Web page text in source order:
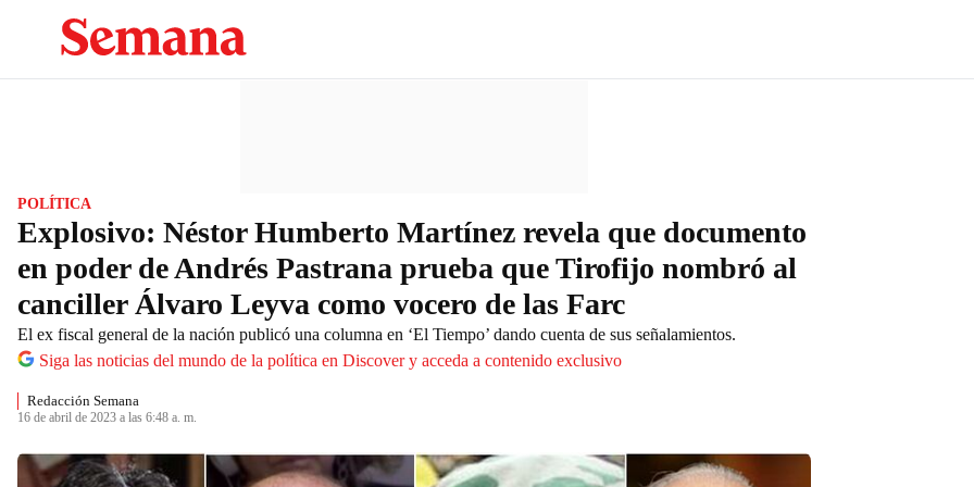
POLÍTICA
Explosivo: Néstor Humberto Martínez revela que documento
en poder de Andrés Pastrana prueba que Tirofijo nombró al
canciller Álvaro Leyva como vocero de las Farc
El ex fiscal general de la nación publicó una columna en ‘El Tiempo’ dando cuenta de sus señalamientos.
Siga las noticias del mundo de la política en Discover y acceda a contenido exclusivo
Redacción Semana
16 de abril de 2023 a las 6:48 a. m.